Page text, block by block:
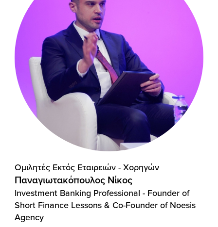
Ομιλητές Eκτός Eταιρειών - Χορηγών
Παναγιωτακόπουλος Νίκος
Investment Banking Professional - Founder of
Short Finance Lessons & Co-Founder of Noesis
Agency